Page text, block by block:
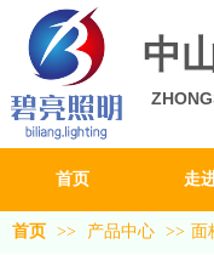
中
首页 走
首页 >> 产品中心 >> 面